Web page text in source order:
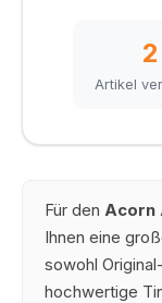
2
Artikel
Für den Acorn
Ihnen eine
sowohl
hochwertige